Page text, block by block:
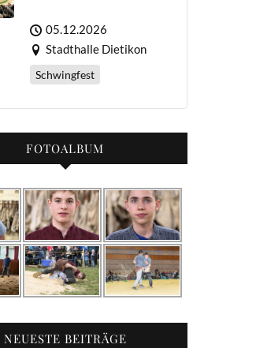
05.12.2026
Stadthalle Dietikon
Schwingfest
FOTOALBUM
NEUESTE BEITRÄGE